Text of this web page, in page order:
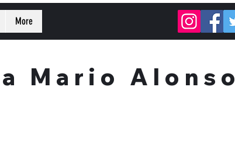
Mario Alonso
More